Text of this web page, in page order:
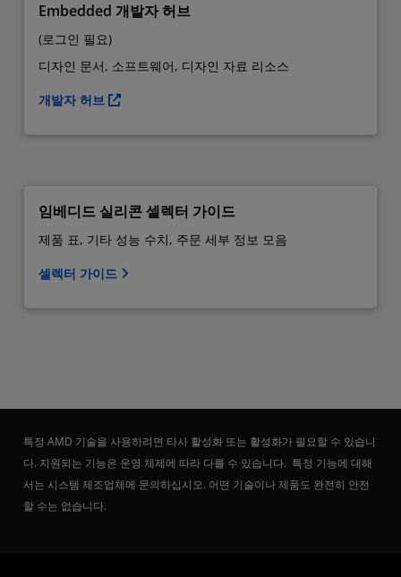
Embedded 개발자 허브
(로그인 필요)
디자인 문서, 소프트웨어, 디자인 자료 리소스
개발자 허브
임베디드 실리콘 셀렉터 가이드
제품 표, 기타 성능 수치, 주문 세부 정보 모음
셀렉터 가이드
특정 AMD 기술을 사용하려면 타사 활성화 또는 활성화가 필요할 수 있습니
다. 지원되는 기능은 운영 체제에 따라 다를 수 있습니다. 특정 기능에 대해
서는 시스템 제조업체에 문의하십시오. 어떤 기술이나 제품도 완전히 안전
할 수는 없습니다.